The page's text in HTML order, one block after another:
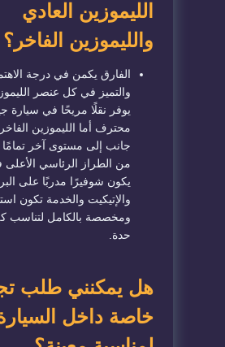
الليموزين العادي
والليموزين الفاخر؟
الفارق يكمن في درجة
والتميز في كل عنصر
يوفر نقلًا مريحًا في سيارة
محترف أما الليموزين
جانب إلى مستوى آخر تمامًا
من الطراز الرئاسي الأعلى
يكون شوفيرًا مدربًا على
والإتيكيت والخدمة تكون
ومخصصة بالكامل لتناسب
حدة.
هل يمكنني طلب
خاصة داخل